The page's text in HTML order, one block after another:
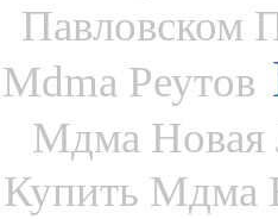
Павловском
Mdma Реутов
Мдма Новая
Купить Мдма